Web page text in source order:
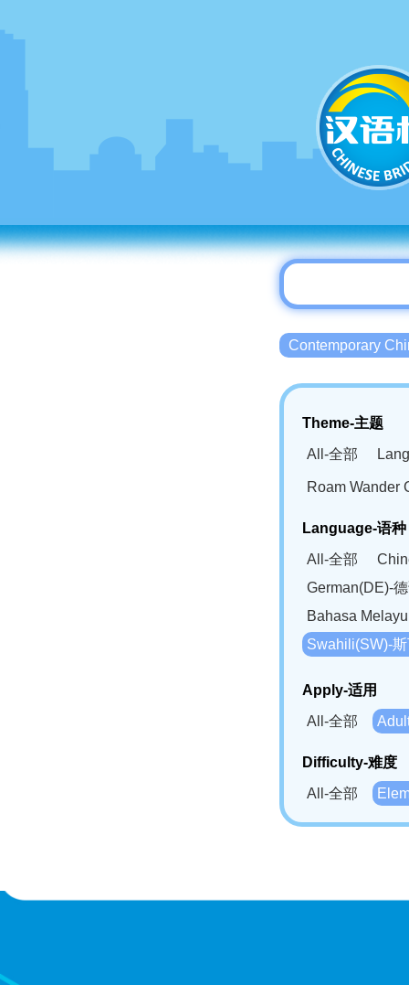
Contemporary
Theme-主题
All-全部
Roam Wander
Language-语种
All-全部
German(DE)-
Bahasa
Swahili(SW)-
Apply-适用
All-全部
Difficulty-难度
All-全部